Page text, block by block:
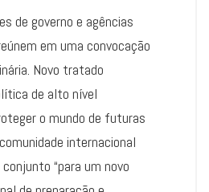
de governo e agências
em uma convocação
Novo tratado
de alto nível
o mundo de futuras
internacional
“para um novo